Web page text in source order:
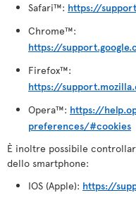
Safari™: https://
Chrome™:
https://
Firefox™:
https://
Opera™: https://
preferences/#cookies
È inoltre possibile
dello smartphone:
IOS (Apple): https://